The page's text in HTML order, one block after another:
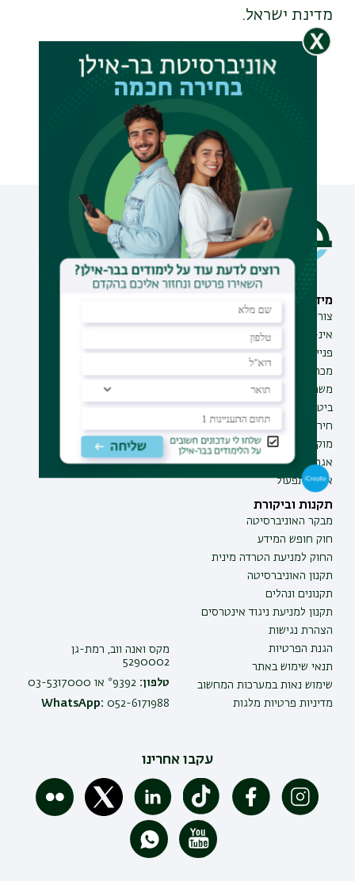
מדינת ישראל.
מידע וסיוע
צור קשר
אינ-בר מידע אישי לסטודנט
פנייה למנהל האתר
מכרזים
משרות בבר-אילן
ביטחון ובטיחות
חירום ועזרה ראשונה
מוקד בקרה לדיווחים
אגף התקשוב
אגף התפעול
תואר שלישי
תוכניות העשרה
תקנות וביקורת
מבקר האוניברסיטה
חוק חופש המידע
החוק למניעת הטרדה מינית
תקנון האוניברסיטה
תקנונים ונהלים
תקנון למניעת ניגוד אינטרסים
הצהרת נגישות
הגנת הפרטיות
תנאי שימוש באתר
שימוש נאות במערכות המחשוב
מדיניות פרטיות מלגות
מקס ואנה ווב, רמת-גן
5290002
טלפון: 9392* או 03-5317000
WhatsApp: 052-6171988
עקבו אחרינו